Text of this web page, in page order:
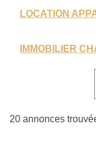
LOCATION
IMMOBILIER
20 annonces